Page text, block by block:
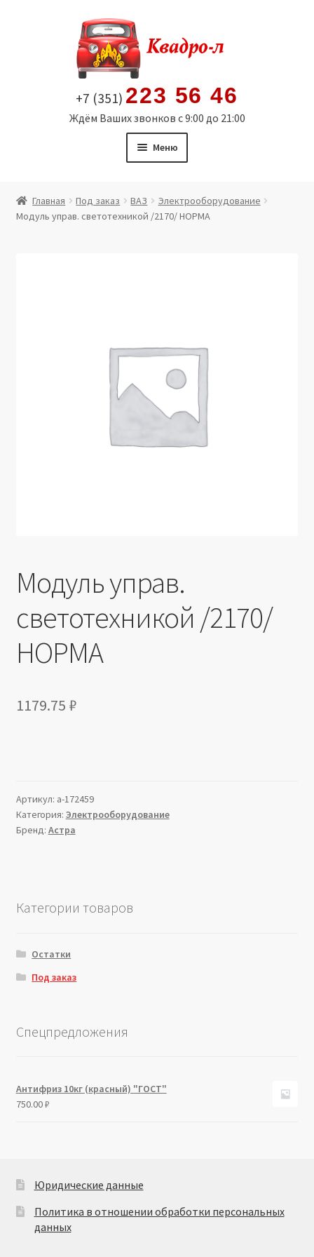
содержимому
+7 (351) 223 56 46
Ждём Ваших звонков с 9:00 до 21:00
Меню
Витрина
Юридические данные
Главная Под заказ ВАЗ
Электрооборудование
Модуль управ. светотехникой /2170/ НОРМА
Модуль управ.
светотехникой /2170/
НОРМА
1179.75 ₽
Артикул: a-172459
Категория: Электрооборудование
Бренд: Астра
Категории товаров
Остатки
Под заказ
Спецпредложения
Антифриз 10кг (красный) "ГОСТ"
750.00₽
Юридические данные
Политика в отношении обработки персональных
данных